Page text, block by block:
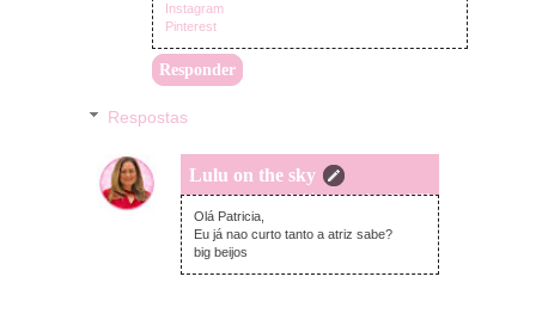
Instagram
Pinterest
Responder
Respostas
Lulu on the sky
segunda-feira, novembro 02, 2020
Olá Patricia,
Eu já nao curto tanto a atriz sabe?
big beijos